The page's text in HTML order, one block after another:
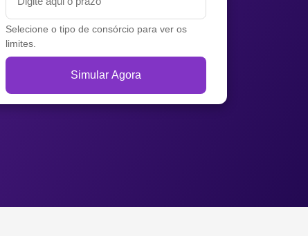
Selecione o tipo de consórcio para ver os
limites.
Simular Agora